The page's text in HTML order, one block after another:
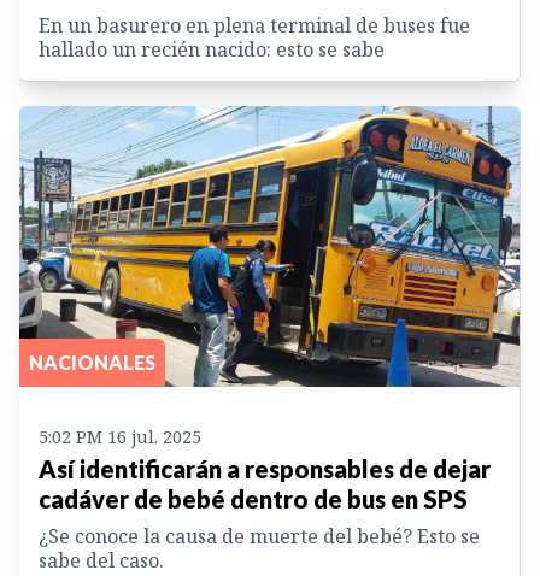
En un basurero en plena terminal de buses fue
hallado un recién nacido: esto se sabe
NACIONALES
5:02 PM 16 jul. 2025
Así identificarán a responsables de dejar
cadáver de bebé dentro de bus en SPS
¿Se conoce la causa de muerte del bebé? Esto se
sabe del caso.